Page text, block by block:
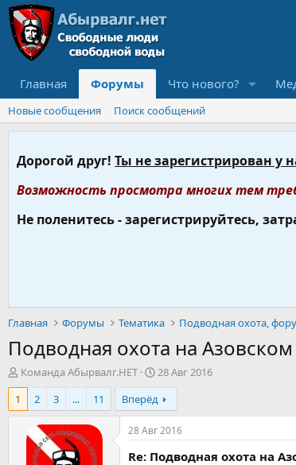
Главная Форумы Что нового?
Новые сообщения Поиск сообщений
Дорогой друг! Ты не зарегистрирован у
Возможность просмотра многих тем
Не поленитесь - зарегистрируйтесь,
Главная Форумы Тематика
Подводная охота на
А
в
о
Команда Абырвалг.НЕТ
Д
а
т
а
н
а
ч
28 Авг 2016
1
2 3 ... 11 Вперёд
28 Авг 2016
Re: Подводная охота на